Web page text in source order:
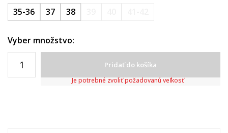
35-36 37 38
Vyber množstvo:
Pridať do košíka
Je potrebné zvoliť požadovanú veľkosť